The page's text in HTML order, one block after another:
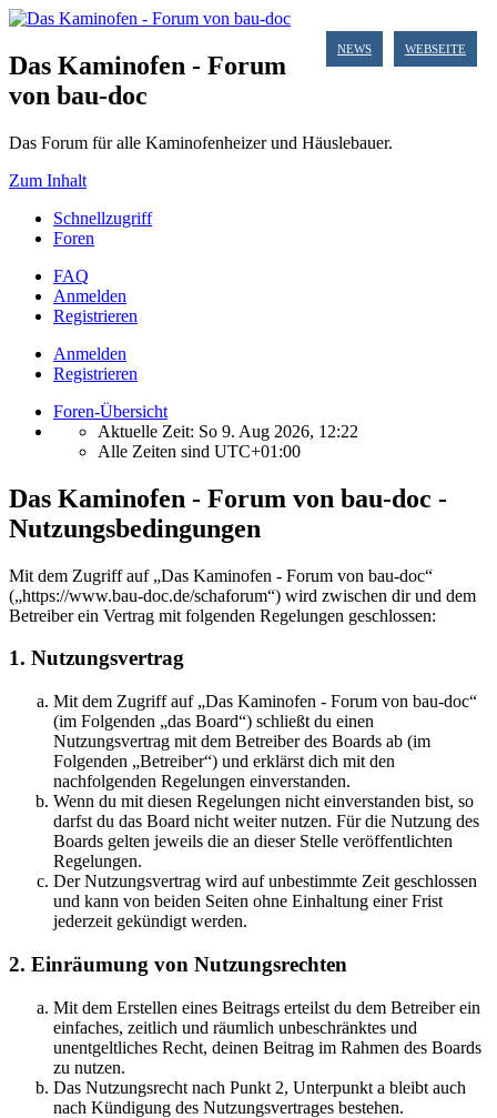
WEBSEITE
NEWS
Das Kaminofen - Forum
von bau-doc
Das Forum für alle Kaminofenheizer und Häuslebauer.
Zum Inhalt
Schnellzugriff
Foren
FAQ
Anmelden
Registrieren
Anmelden
Registrieren
Foren-Übersicht
Aktuelle Zeit: So 9. Aug 2026, 12:22
Alle Zeiten sind UTC+01:00
Das Kaminofen - Forum von bau-doc -
Nutzungsbedingungen
Mit dem Zugriff auf „Das Kaminofen - Forum von bau-doc“
(„https://www.bau-doc.de/schaforum“) wird zwischen dir und dem
Betreiber ein Vertrag mit folgenden Regelungen geschlossen:
1. Nutzungsvertrag
Mit dem Zugriff auf „Das Kaminofen - Forum von bau-doc“
(im Folgenden „das Board“) schließt du einen
Nutzungsvertrag mit dem Betreiber des Boards ab (im
Folgenden „Betreiber“) und erklärst dich mit den
nachfolgenden Regelungen einverstanden.
Wenn du mit diesen Regelungen nicht einverstanden bist, so
darfst du das Board nicht weiter nutzen. Für die Nutzung des
Boards gelten jeweils die an dieser Stelle veröffentlichten
Regelungen.
Der Nutzungsvertrag wird auf unbestimmte Zeit geschlossen
und kann von beiden Seiten ohne Einhaltung einer Frist
jederzeit gekündigt werden.
2. Einräumung von Nutzungsrechten
Mit dem Erstellen eines Beitrags erteilst du dem Betreiber ein
einfaches, zeitlich und räumlich unbeschränktes und
unentgeltliches Recht, deinen Beitrag im Rahmen des Boards
zu nutzen.
Das Nutzungsrecht nach Punkt 2, Unterpunkt a bleibt auch
nach Kündigung des Nutzungsvertrages bestehen.